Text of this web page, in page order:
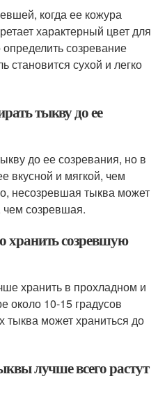
когда ее кожура
характерный цвет для
созревание
становится сухой и легко
тыкву до ее
до ее созревания, но в
вкусной и мягкой, чем
несозревшая тыква может
созревшая.
хранить созревшую
хранить в прохладном и
около 10-15 градусов
тыква может храниться до
лучше всего растут